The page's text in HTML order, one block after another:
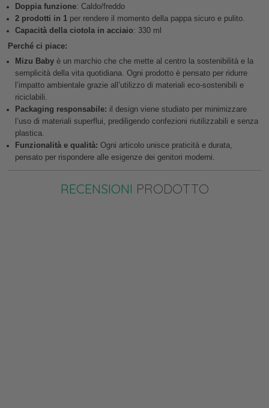
Doppia funzione: Caldo/freddo
2 prodotti in 1per rendere il momento della pappa sicuro e pulito.
Capacità della ciotola in acciaio: 330 ml
Perché ci piace:
Mizu Babyè un marchio che che mette al centro la sostenibilità e la
semplicità della vita quotidiana. Ogni prodotto è pensato per ridurre
l’impatto ambientale grazie all’utilizzo di materiali eco-sostenibili e
riciclabili.
Packaging responsabile: il design viene studiato per minimizzare
l’uso di materiali superflui, prediligendo confezioni riutilizzabili e senza
plastica.
Funzionalità e qualità: Ogni articolo unisce praticità e durata,
pensato per rispondere alle esigenze dei genitori moderni.
RECENSIONI PRODOTTO